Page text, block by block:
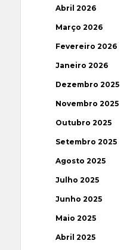
Abril 2026
Março 2026
Fevereiro 2026
Janeiro 2026
Dezembro 2025
Novembro 2025
Outubro 2025
Setembro 2025
Agosto 2025
Julho 2025
Junho 2025
Maio 2025
Abril 2025